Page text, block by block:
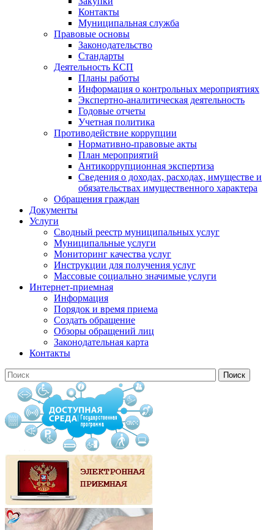
Контакты
Муниципальная служба
Правовые основы
Законодательство
Стандарты
Деятельность КСП
Планы работы
Информация о контрольных мероприятиях
Экспертно-аналитическая деятельность
Годовые отчеты
Учетная политика
Противодействие коррупции
Нормативно-правовые акты
План мероприятий
Антикоррупционная экспертиза
Сведения о доходах, расходах, имуществе и
обязательствах имущественного характера
Обращения граждан
Документы
Услуги
Сводный реестр муниципальных услуг
Муниципальные услуги
Мониторинг качества услуг
Инструкции для получения услуг
Массовые социально значимые услуги
Интернет-приемная
Информация
Порядок и время приема
Создать обращение
Обзоры обращений лиц
Законодательная карта
Контакты